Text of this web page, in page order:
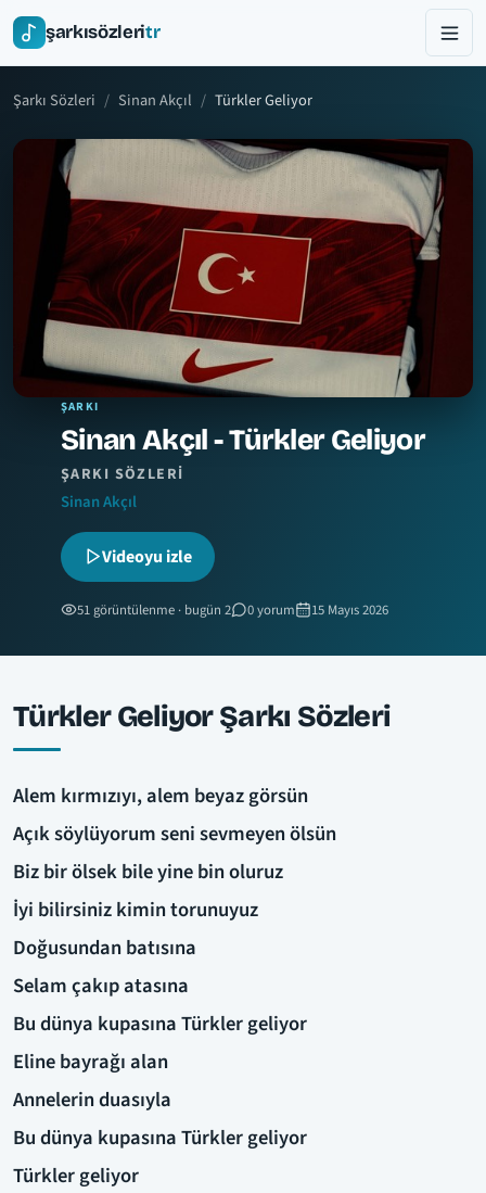
şarkısözleritr
Şarkı Sözleri Sinan Akçıl Türkler Geliyor
ŞARKI
Sinan Akçıl - Türkler Geliyor
ŞARKI SÖZLERI
Sinan Akçıl
Videoyu izle
51 görüntülenme · bugün 2 0 yorum 15 Mayıs 2026
Türkler Geliyor Şarkı Sözleri
Alem kırmızıyı, alem beyaz görsün
Açık söylüyorum seni sevmeyen ölsün
Biz bir ölsek bile yine bin oluruz
İyi bilirsiniz kimin torunuyuz
Doğusundan batısına
Selam çakıp atasına
Bu dünya kupasına Türkler geliyor
Eline bayrağı alan
Annelerin duasıyla
Bu dünya kupasına Türkler geliyor
Türkler geliyor